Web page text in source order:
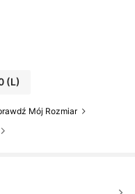
(L)
Mój Rozmiar